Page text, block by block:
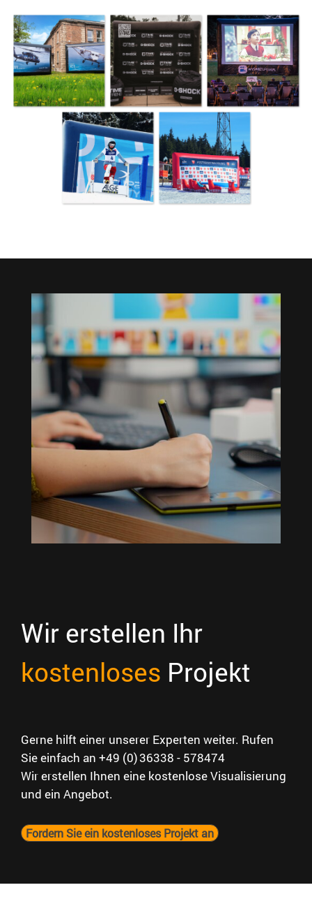
Wir erstellen Ihr
kostenloses Projekt
Gerne hilft einer unserer Experten weiter. Rufen
Sie einfach an +49 (0) 36338 - 578474
Wir erstellen Ihnen eine kostenlose Visualisierung
und ein Angebot.
Fordern Sie ein kostenloses Projekt an